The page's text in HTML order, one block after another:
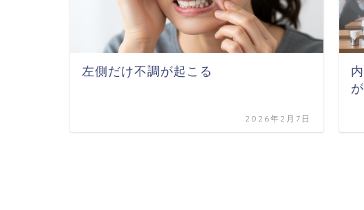
左側だけ不調が起こる
2026年2月7日